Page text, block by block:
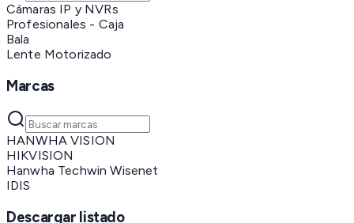
Cámaras IP y NVRs
Profesionales - Caja
Bala
Lente Motorizado
Marcas
HANWHA VISION
HIKVISION
Hanwha Techwin Wisenet
IDIS
Descargar listado